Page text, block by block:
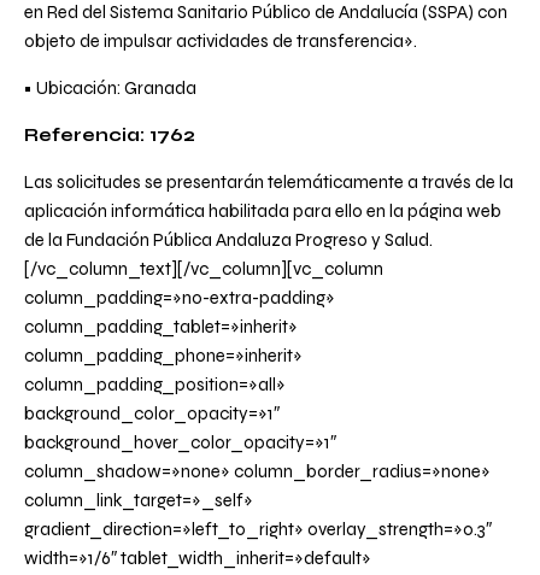
en Red del Sistema Sanitario Público de Andalucía (SSPA) con
objeto de impulsar actividades de transferencia».
• Ubicación: Granada
Referencia: 1762
Las solicitudes se presentarán telemáticamente a través de la
aplicación informática habilitada para ello en la página web
de la Fundación Pública Andaluza Progreso y Salud.
[/vc_column_text][/vc_column][vc_column
column_padding=»no-extra-padding»
column_padding_tablet=»inherit»
column_padding_phone=»inherit»
column_padding_position=»all»
background_color_opacity=»1″
background_hover_color_opacity=»1″
column_shadow=»none» column_border_radius=»none»
column_link_target=»_self»
gradient_direction=»left_to_right» overlay_strength=»0.3″
width=»1/6″ tablet_width_inherit=»default»